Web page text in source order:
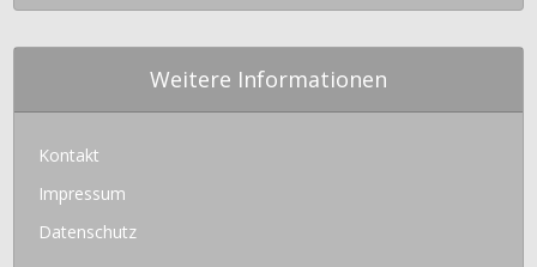
Weitere Informationen
Kontakt
Impressum
Datenschutz